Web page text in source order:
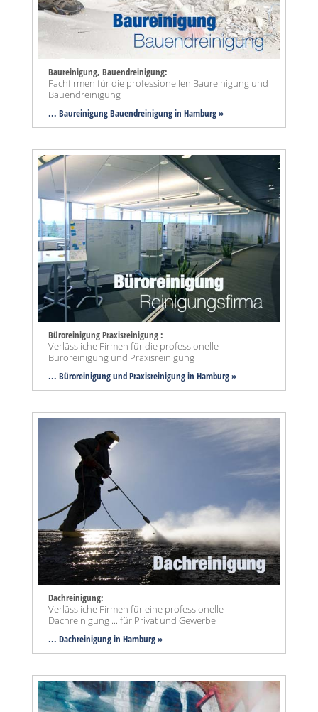
Baureinigung, Bauendreinigung:
Fachfirmen für die professionellen Baureinigung und
Bauendreinigung
... Baureinigung Bauendreinigung in Hamburg »
Büroreinigung Praxisreinigung :
Verlässliche Firmen für die professionelle
Büroreinigung und Praxisreinigung
... Büroreinigung und Praxisreinigung in Hamburg »
Dachreinigung:
Verlässliche Firmen für eine professionelle
Dachreinigung ... für Privat und Gewerbe
... Dachreinigung in Hamburg »